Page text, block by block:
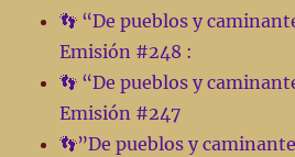
–
👣 “De pueblos y
Emisión #248 :
👣 “De pueblos y
Emisión #247
👣”De pueblos y